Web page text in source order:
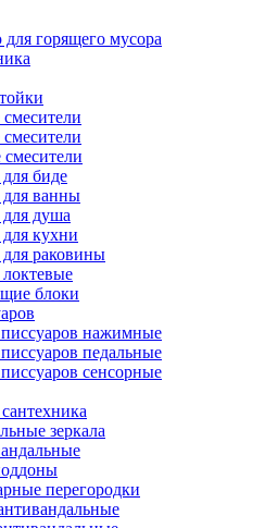
горящего мусора
биде
ванны
душа
кухни
раковины
блоки
нажимные
педальные
сенсорные
зеркала
перегородки